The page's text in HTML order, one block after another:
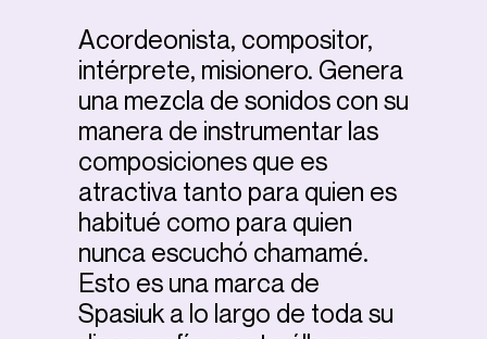
Acordeonista, compositor,
intérprete, misionero. Genera
una mezcla de sonidos con su
manera de instrumentar las
composiciones que es
atractiva tanto para quien es
habitué como para quien
nunca escuchó chamamé.
Esto es una marca de
Spasiuk a lo largo de toda su